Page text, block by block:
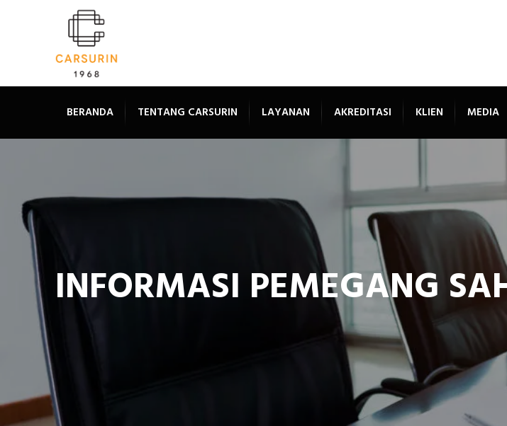
BERANDA TENTANG CARSURIN LAYANAN AKREDITASI KLIEN MEDIA
INFORMASI PEMEGANG